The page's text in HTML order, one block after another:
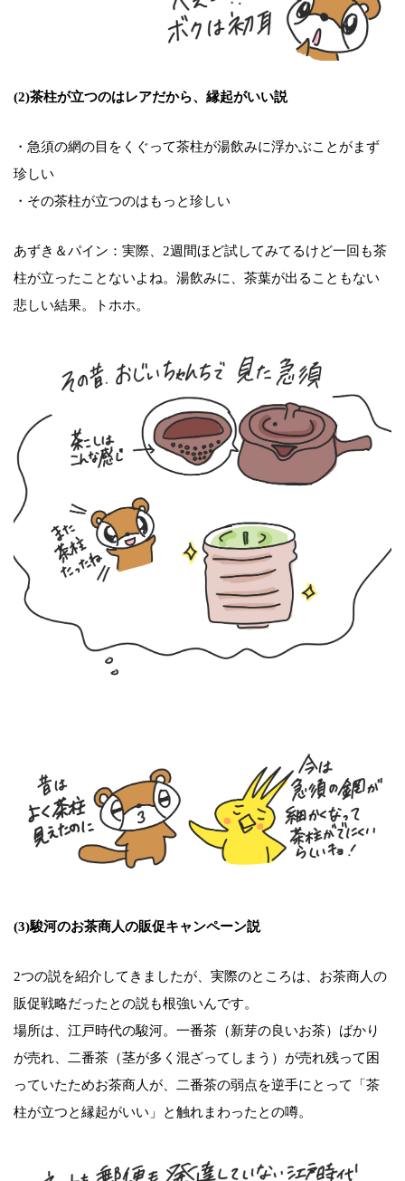
(2)茶柱が立つのはレアだから、縁起がいい説
・急須の網の目をくぐって茶柱が湯飲みに浮かぶことがまず
珍しい
・その茶柱が立つのはもっと珍しい
あずき＆パイン：実際、2週間ほど試してみてるけど一回も茶
柱が立ったことないよね。湯飲みに、茶葉が出ることもない
悲しい結果。トホホ。
(3)駿河のお茶商人の販促キャンペーン説
2つの説を紹介してきましたが、実際のところは、お茶商人の
販促戦略だったとの説も根強いんです。
場所は、江戸時代の駿河。一番茶（新芽の良いお茶）ばかり
が売れ、二番茶（茎が多く混ざってしまう）が売れ残って困
っていたためお茶商人が、二番茶の弱点を逆手にとって「茶
柱が立つと縁起がいい」と触れまわったとの噂。